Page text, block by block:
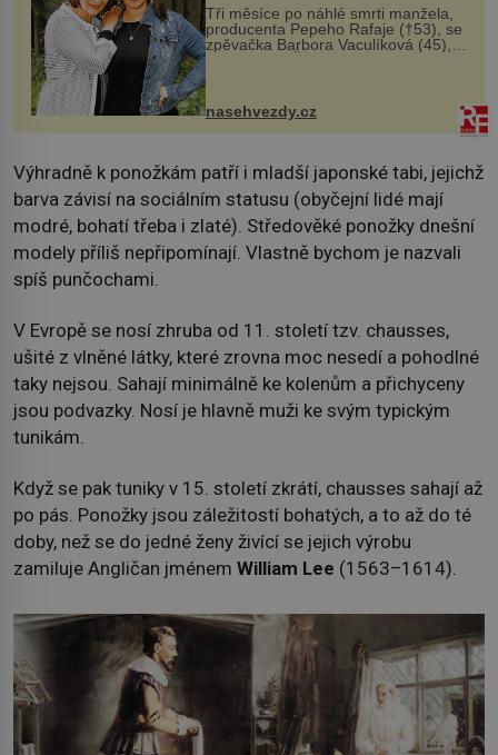
Tři měsíce po náhlé smrti manžela,
producenta Pepeho Rafaje (†53), se
zpěvačka Barbora Vaculíková (45),
dcera Petry Černocké (75), poprvé
ozvala veřejnosti. Na sociální síti
sdílela, že se snaží fung...
nasehvezdy.cz
Výhradně k ponožkám patří i mladší japonské tabi, jejichž
barva závisí na sociálním statusu (obyčejní lidé mají
modré, bohatí třeba i zlaté). Středověké ponožky dnešní
modely příliš nepřipomínají. Vlastně bychom je nazvali
spíš punčochami.
V Evropě se nosí zhruba od 11. století tzv. chausses,
ušité z vlněné látky, které zrovna moc nesedí a pohodlné
taky nejsou. Sahají minimálně ke kolenům a přichyceny
jsou podvazky. Nosí je hlavně muži ke svým typickým
tunikám.
Když se pak tuniky v 15. století zkrátí, chausses sahají až
po pás. Ponožky jsou záležitostí bohatých, a to až do té
doby, než se do jedné ženy živící se jejich výrobu
zamiluje Angličan jménem William Lee (1563–1614).